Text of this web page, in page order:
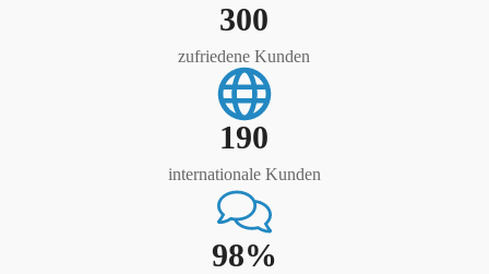
300
zufriedene Kunden
190
internationale Kunden
98%